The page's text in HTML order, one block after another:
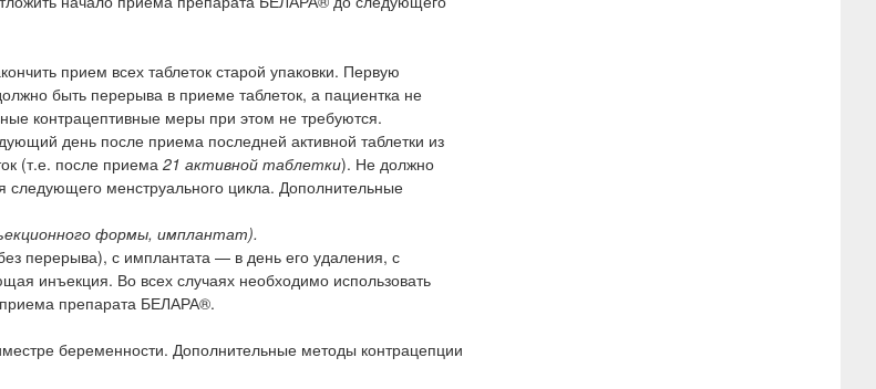
прием всех таблеток старой упаковки. Первую
быть перерыва в приеме таблеток, а пациентка не
контрацептивные меры при этом не требуются.
день после приема последней активной таблетки из
(т.е. после приема 21 активной таблетки). Не должно
следующего менструального цикла. Дополнительные
формы, имплантат).
перерыва), с имплантата — в день его удаления, с
инъекция. Во всех случаях необходимо использовать
препарата БЕЛАРА®.
беременности. Дополнительные методы контрацепции